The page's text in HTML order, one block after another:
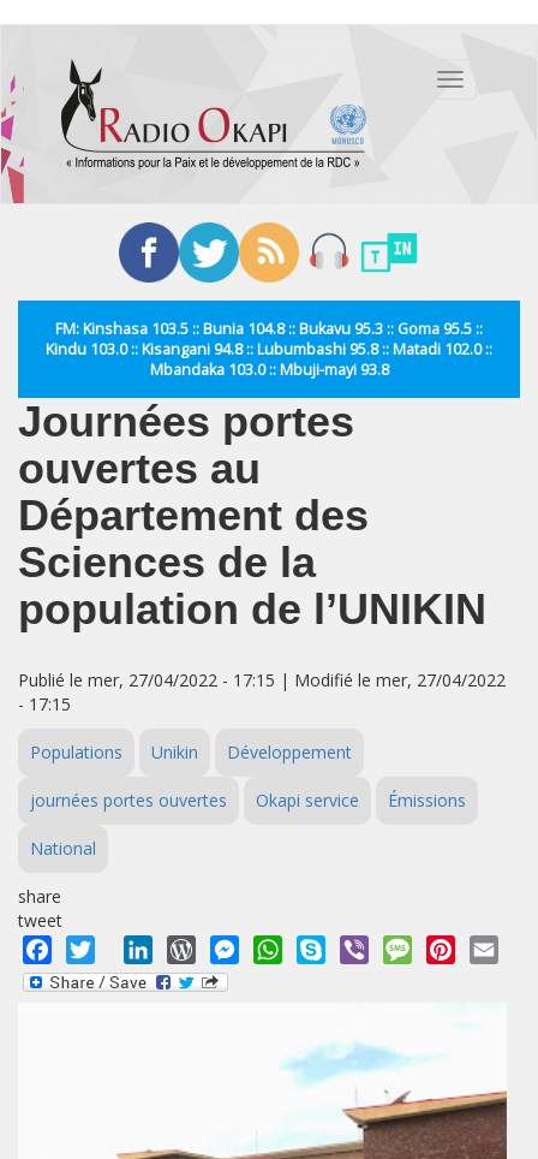
contenu
principal
Toggle
FM: Kinshasa 103.5 :: Bunia 104.8 :: Bukavu 95.3 :: Goma 95.5 ::
Kindu 103.0 :: Kisangani 94.8 :: Lubumbashi 95.8 :: Matadi 102.0 ::
Mbandaka 103.0 :: Mbuji-mayi 93.8
Journées portes
ouvertes au
Département des
Sciences de la
population de l’UNIKIN
Publié le mer, 27/04/2022 - 17:15 | Modifié le mer, 27/04/2022
- 17:15
Populations Unikin Développement
journées portes ouvertes Okapi service Émissions
National
share
tweet
Facebook
Twitter LinkedInWordPressMessengerWhatsApp
Skype Viber MessagePinterest